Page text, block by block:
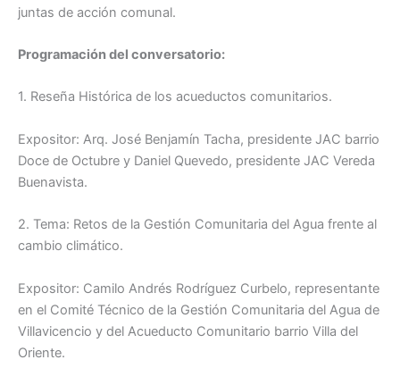
juntas de acción comunal.
Programación del conversatorio:
1. Reseña Histórica de los acueductos comunitarios.
Expositor: Arq. José Benjamín Tacha, presidente JAC barrio
Doce de Octubre y Daniel Quevedo, presidente JAC Vereda
Buenavista.
2. Tema: Retos de la Gestión Comunitaria del Agua frente al
cambio climático.
Expositor: Camilo Andrés Rodríguez Curbelo, representante
en el Comité Técnico de la Gestión Comunitaria del Agua de
Villavicencio y del Acueducto Comunitario barrio Villa del
Oriente.